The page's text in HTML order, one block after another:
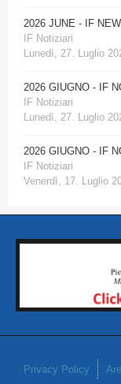
2026 JUNE - IF
IF Notiziari
Lunedì, 27. Luglio
2026 GIUGNO - IF
IF Notiziari
Lunedì, 27. Luglio
2026 GIUGNO - IF
IF Notiziari
Venerdì, 17. Luglio
Privacy Policy